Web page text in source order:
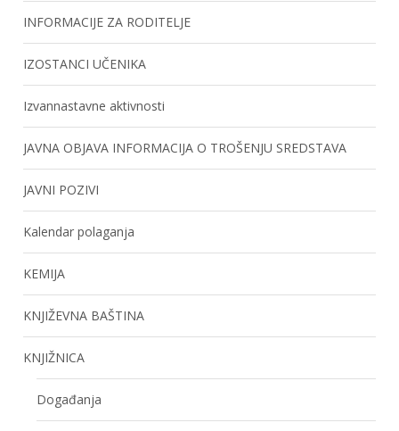
INFORMACIJE ZA RODITELJE
IZOSTANCI UČENIKA
Izvannastavne aktivnosti
JAVNA OBJAVA INFORMACIJA O TROŠENJU SREDSTAVA
JAVNI POZIVI
Kalendar polaganja
KEMIJA
KNJIŽEVNA BAŠTINA
KNJIŽNICA
Događanja